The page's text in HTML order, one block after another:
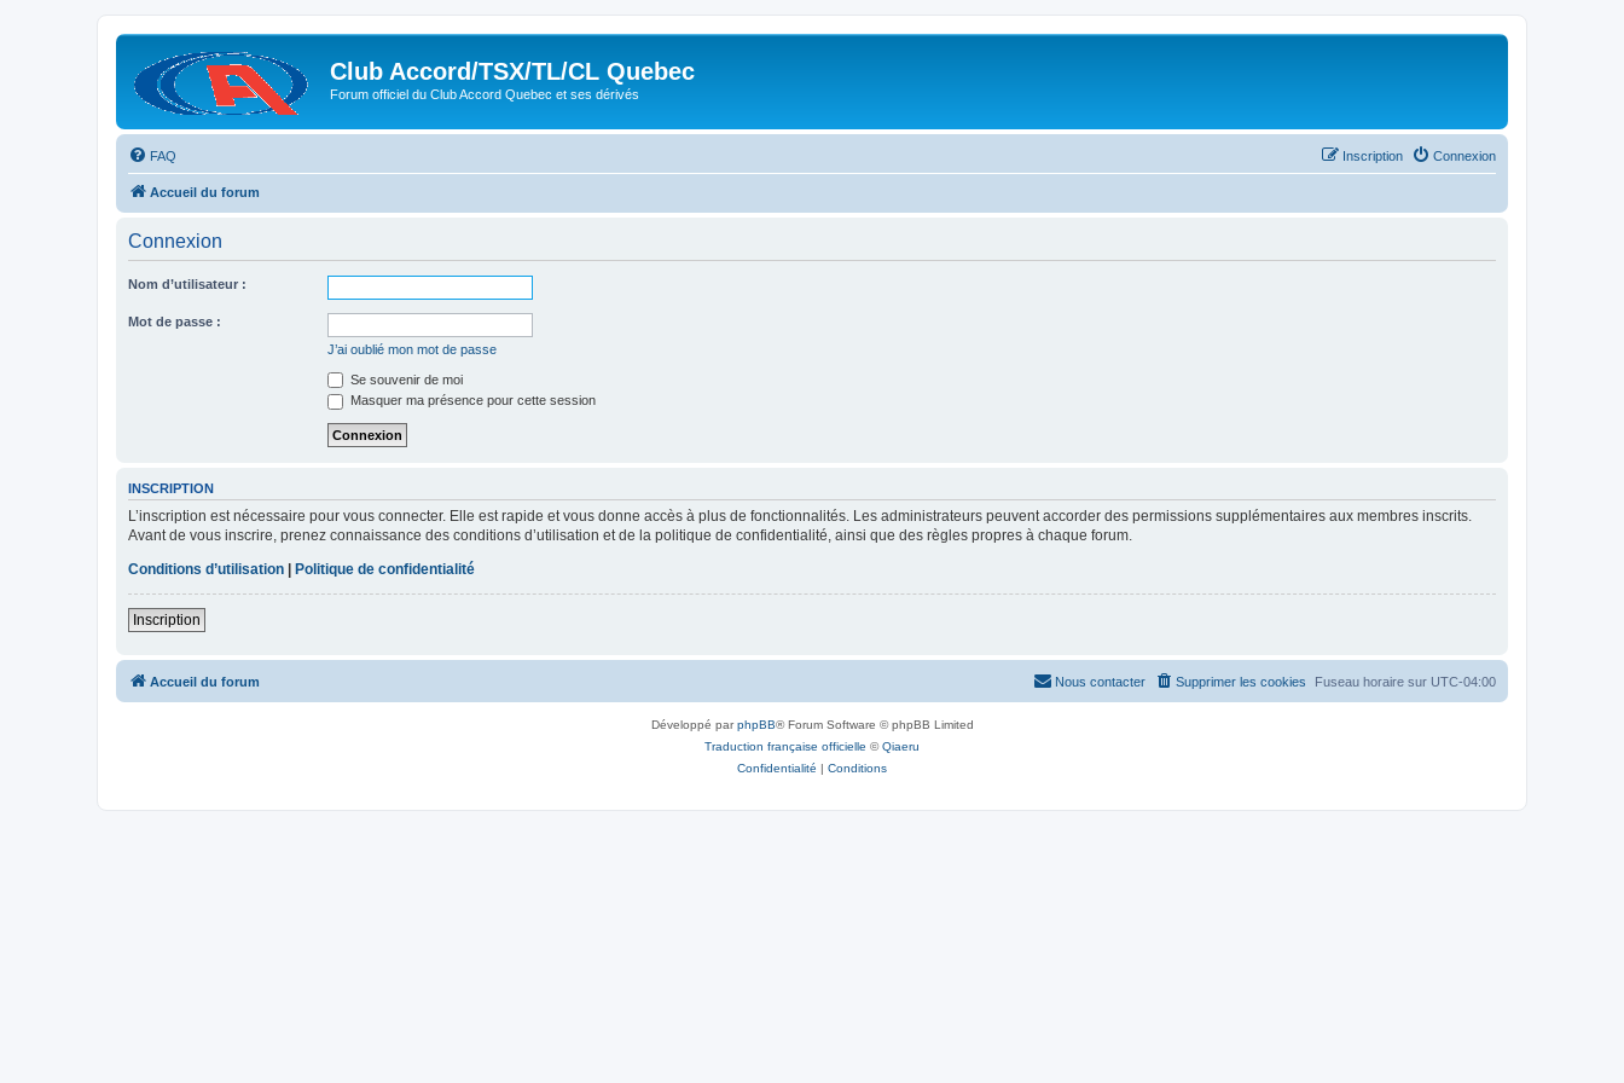
Club Accord/TSX/TL/CL Quebec
Forum officiel du Club Accord Quebec et ses dérivés
FAQ Connexion
Inscription
Accueil du forum
Connexion
Nom d’utilisateur :
Mot de passe :
J’ai oublié mon mot de passe
Se souvenir de moi
Masquer ma présence pour cette session
INSCRIPTION
L’inscription est nécessaire pour vous connecter. Elle est rapide et vous donne accès à plus de fonctionnalités. Les administrateurs peuvent accorder des permissions supplémentaires aux membres inscrits.
Avant de vous inscrire, prenez connaissance des conditions d’utilisation et de la politique de confidentialité, ainsi que des règles propres à chaque forum.
Conditions d’utilisation
Politique de confidentialité
Inscription
Accueil du forum Fuseau horaire sur UTC-04:00
Supprimer les cookies
Nous contacter
Développé parphpBB® Forum Software © phpBB Limited
Traduction française officielle ©Qiaeru
Confidentialité | Conditions